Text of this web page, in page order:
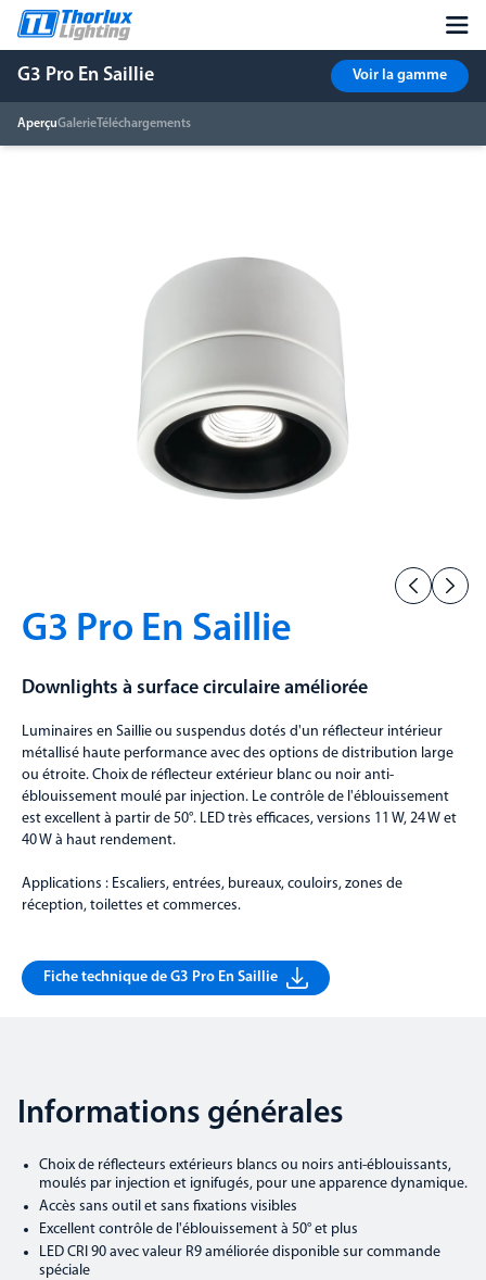
G3 Pro En Saillie
AperçuGalerie Téléchargements
Voir la gamme
G3 Pro En Saillie
Downlights à surface circulaire améliorée
Luminaires en Saillie ou suspendus dotés d'un réflecteur intérieur
métallisé haute performance avec des options de distribution large
ou étroite. Choix de réflecteur extérieur blanc ou noir anti-
éblouissement moulé par injection. Le contrôle de l'éblouissement
est excellent à partir de 50°. LED très efficaces, versions 11 W, 24 W et
40 W à haut rendement.
Applications : Escaliers, entrées, bureaux, couloirs, zones de
réception, toilettes et commerces.
Fiche technique de G3 Pro En Saillie
Informations générales
Choix de réflecteurs extérieurs blancs ou noirs anti-éblouissants,
moulés par injection et ignifugés, pour une apparence dynamique.
Accès sans outil et sans fixations visibles
Excellent contrôle de l'éblouissement à 50° et plus
LED CRI 90 avec valeur R9 améliorée disponible sur commande
spéciale